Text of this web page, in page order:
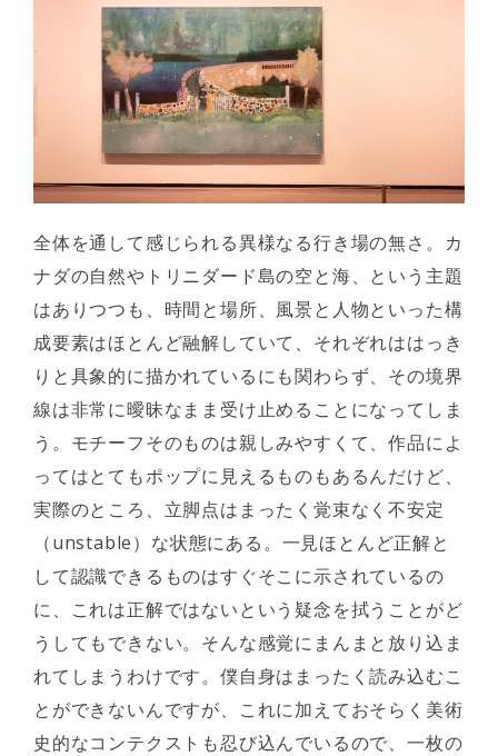
全体を通して感じられる異様なる行き場の無さ。カ
ナダの自然やトリニダード島の空と海、という主題
はありつつも、時間と場所、風景と人物といった構
成要素はほとんど融解していて、それぞれははっき
りと具象的に描かれているにも関わらず、その境界
線は非常に曖昧なまま受け止めることになってしま
う。モチーフそのものは親しみやすくて、作品によ
ってはとてもポップに見えるものもあるんだけど、
実際のところ、立脚点はまったく覚束なく不安定
（unstable）な状態にある。一見ほとんど正解と
して認識できるものはすぐそこに示されているの
に、これは正解ではないという疑念を拭うことがど
うしてもできない。そんな感覚にまんまと放り込ま
れてしまうわけです。僕自身はまったく読み込むこ
とができないんですが、これに加えておそらく美術
史的なコンテクストも忍び込んでいるので、一枚の